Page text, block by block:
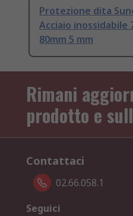
Protezione dita
Acciaio inossidabile
80mm 5 mm
Rimani
prodotto e
Contattaci
02.66.058.1
Seguici